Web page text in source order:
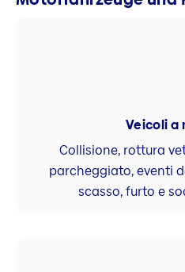
Veicoli a
Collisione, rottura
parcheggiato, eventi
scasso, furto e